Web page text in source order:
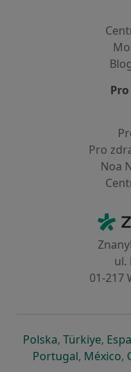
Pro
Noa
ul.
01-217
Polskase otevře v
, Türkiyese
,
Portugalse otevře
, México,